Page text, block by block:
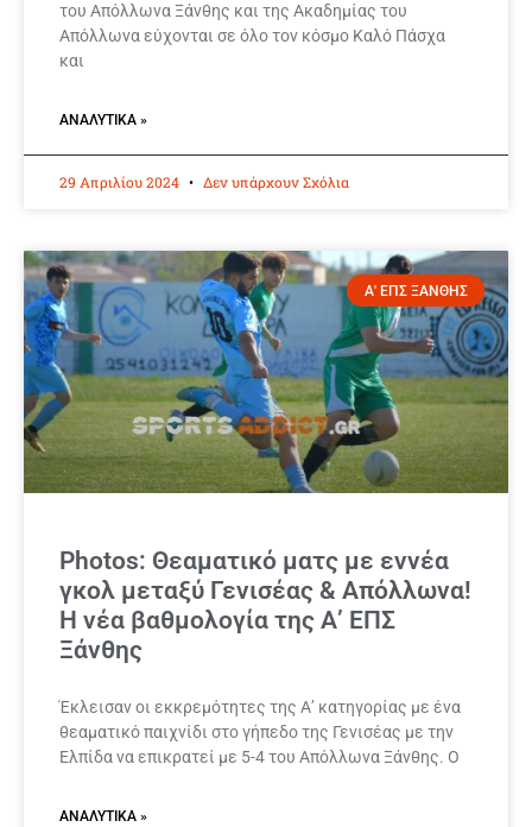
του Απόλλωνα Ξάνθης και της Ακαδημίας του
Απόλλωνα εύχονται σε όλο τον κόσμο Καλό Πάσχα
και
ΑΝΑΛΥΤΙΚΆ »
29 Απριλίου 2024 Δεν υπάρχουν Σχόλια
Α' ΕΠΣ ΞΑΝΘΗΣ
Photos: Θεαματικό ματς με εννέα
γκολ μεταξύ Γενισέας & Απόλλωνα!
Η νέα βαθμολογία της Α’ ΕΠΣ
Ξάνθης
Έκλεισαν οι εκκρεμότητες της Α’ κατηγορίας με ένα
θεαματικό παιχνίδι στο γήπεδο της Γενισέας με την
Ελπίδα να επικρατεί με 5-4 του Απόλλωνα Ξάνθης. Ο
ΑΝΑΛΥΤΙΚΆ »